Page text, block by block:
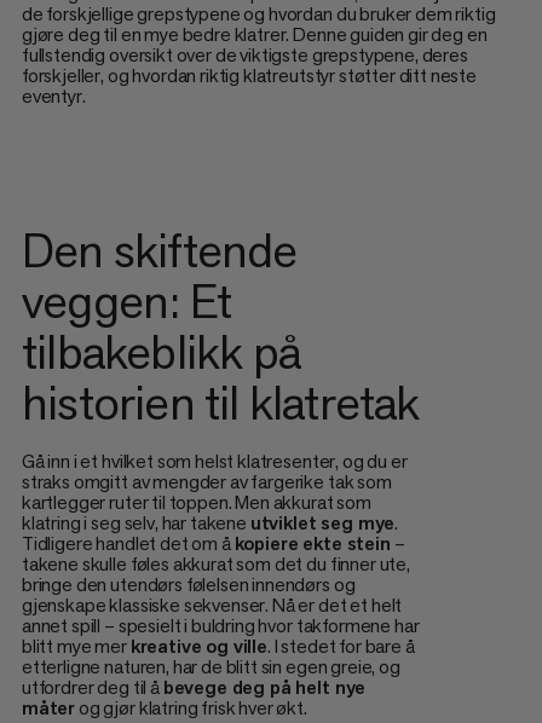
de forskjellige grepstypene og hvordan du bruker dem riktig
gjøre deg til en mye bedre klatrer. Denne guiden gir deg en
fullstendig oversikt over de viktigste grepstypene, deres
forskjeller, og hvordan riktig klatreutstyr støtter ditt neste
eventyr.
Den skiftende
veggen: Et
tilbakeblikk på
historien til klatretak
Gå inn i et hvilket som helst klatresenter, og du er
straks omgitt av mengder av fargerike tak som
kartlegger ruter til toppen. Men akkurat som
klatring i seg selv, har takene utviklet seg mye.
Tidligere handlet det om åkopiere ekte stein –
takene skulle føles akkurat som det du finner ute,
bringe den utendørs følelsen innendørs og
gjenskape klassiske sekvenser. Nå er det et helt
annet spill – spesielt i buldring hvor takformene har
blitt mye merkreative og ville. I stedet for bare å
etterligne naturen, har de blitt sin egen greie, og
utfordrer deg til åbevege deg på helt nye
måterog gjør klatring frisk hver økt.